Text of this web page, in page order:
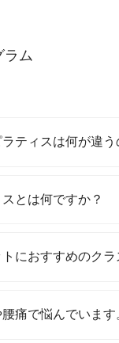
ム
ティスは何が違う
とは何ですか？
におすすめのク
痛で悩んでいま